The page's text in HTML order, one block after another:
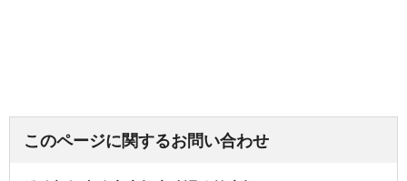
このページに関するお問い合わせ